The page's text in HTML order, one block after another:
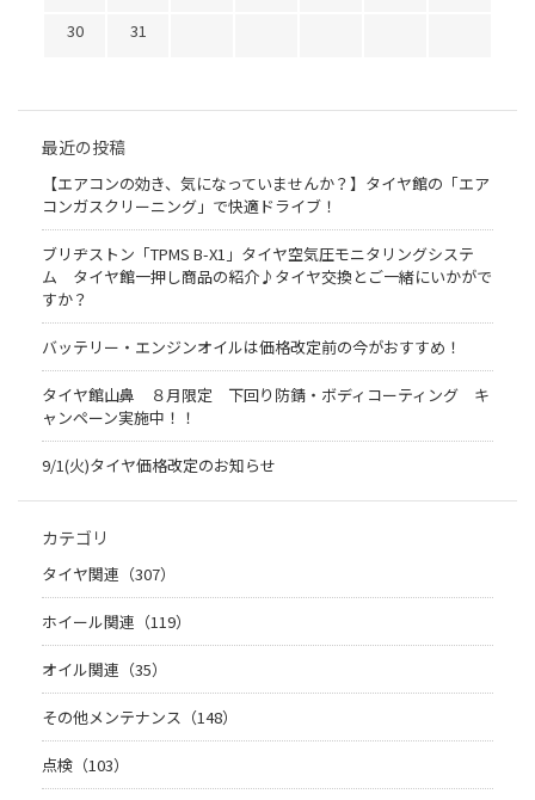
30
31
最近の投稿
【エアコンの効き、気になっていませんか？】タイヤ館の「エア
コンガスクリーニング」で快適ドライブ！
ブリヂストン「TPMS B-X1」タイヤ空気圧モニタリングシステ
ム タイヤ館一押し商品の紹介♪タイヤ交換とご一緒にいかがで
すか？
バッテリー・エンジンオイルは価格改定前の今がおすすめ！
タイヤ館山鼻 ８月限定 下回り防錆・ボディコーティング キ
ャンペーン実施中！！
9/1(火)タイヤ価格改定のお知らせ
カテゴリ
タイヤ関連（307）
ホイール関連（119）
オイル関連（35）
その他メンテナンス（148）
点検（103）